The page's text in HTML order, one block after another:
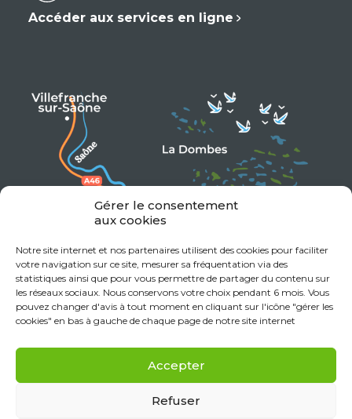
Gérer le consentement
aux cookies
Notre site internet et nos partenaires utilisent des cookies pour faciliter
votre navigation sur ce site, mesurer sa fréquentation via des
statistiques ainsi que pour vous permettre de partager du contenu sur
les réseaux sociaux. Nous conservons votre choix pendant 6 mois. Vous
pouvez changer d'avis à tout moment en cliquant sur l'icône "gérer les
cookies" en bas à gauche de chaque page de notre site internet
Accepter
Refuser
Accéder aux services en ligne